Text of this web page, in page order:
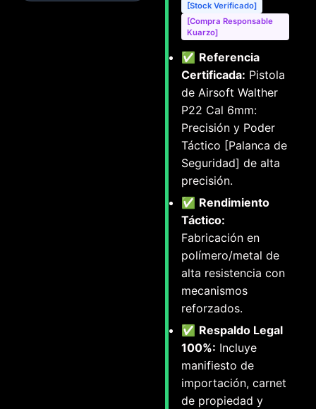
[Stock Verificado]
[Compra Responsable
Kuarzo]
✅ Referencia
Certificada: Pistola
de Airsoft Walther
P22 Cal 6mm:
Precisión y Poder
Táctico [Palanca de
Seguridad] de alta
precisión.
✅ Rendimiento
Táctico:
Fabricación en
polímero/metal de
alta resistencia con
mecanismos
reforzados.
✅ Respaldo Legal
100%: Incluye
manifiesto de
importación, carnet
de propiedad y